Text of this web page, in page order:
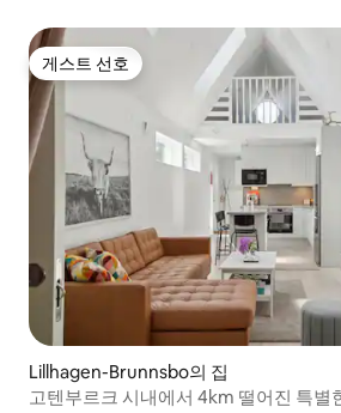
게스트 선호
게스트 선호
Lillhagen-Brunnsbo의 집
고텐부르크 시내에서 4km 떨어진 특별